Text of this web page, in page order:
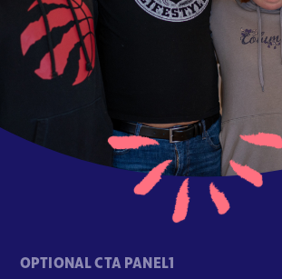
OPTIONAL CTA PANEL1